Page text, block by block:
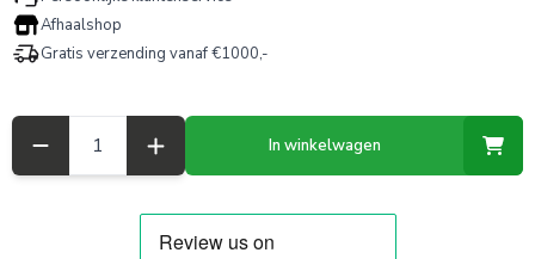
Afhaalshop
Gratis verzending vanaf €1000,-
In winkelwagen